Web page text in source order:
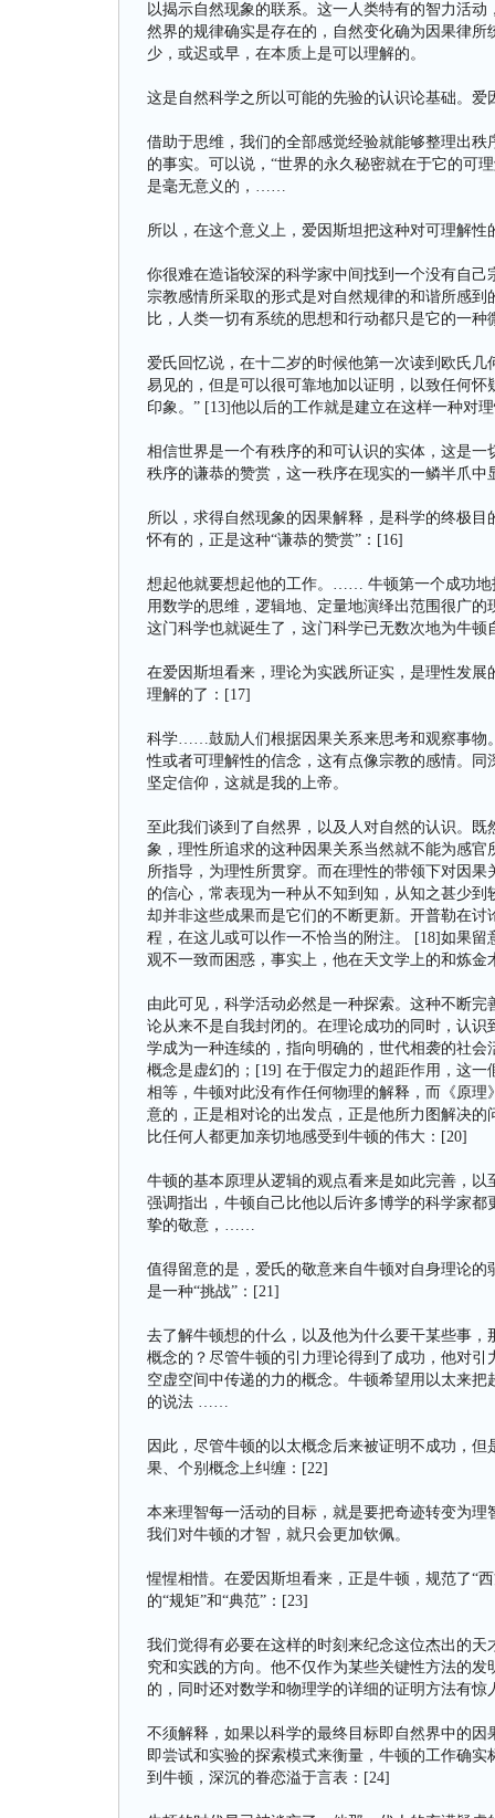
以揭示自然现象的联系。这一人类特有的智力活
然界的规律确实是存在的，自然变化确为因果律
少，或迟或早，在本质上是可以理解的。
这是自然科学之所以可能的先验的认识论基础。
借助于思维，我们的全部感觉经验就能够整理出
的事实。可以说，“世界的永久秘密就在于它的可
是毫无意义的，……
所以，在这个意义上，爱因斯坦把这种对可理解
你很难在造诣较深的科学家中间找到一个没有自
宗教感情所采取的形式是对自然规律的和谐所感
比，人类一切有系统的思想和行动都只是它的一种
爱氏回忆说，在十二岁的时候他第一次读到欧氏
易见的，但是可以很可靠地加以证明，以致任何
印象。” [13]他以后的工作就是建立在这样一种对
相信世界是一个有秩序的和可认识的实体，这是
秩序的谦恭的赞赏，这一秩序在现实的一鳞半爪
所以，求得自然现象的因果解释，是科学的终极
怀有的，正是这种“谦恭的赞赏”：[16]
想起他就要想起他的工作。…… 牛顿第一个成功地
用数学的思维，逻辑地、定量地演绎出范围很广
这门科学也就诞生了，这门科学已无数次地为牛顿
在爱因斯坦看来，理论为实践所证实，是理性发
理解的了：[17]
科学……鼓励人们根据因果关系来思考和观察事物
性或者可理解性的信念，这有点像宗教的感情。
坚定信仰，这就是我的上帝。
至此我们谈到了自然界，以及人对自然的认识。
象，理性所追求的这种因果关系当然就不能为感
所指导，为理性所贯穿。而在理性的带领下对因
的信心，常表现为一种从不知到知，从知之甚少
却并非这些成果而是它们的不断更新。开普勒在讨
程，在这儿或可以作一不恰当的附注。 [18]如果
观不一致而困惑，事实上，他在天文学上的和炼
由此可见，科学活动必然是一种探索。这种不断
论从来不是自我封闭的。在理论成功的同时，认
学成为一种连续的，指向明确的，世代相袭的社
概念是虚幻的；[19] 在于假定力的超距作用，这
相等，牛顿对此没有作任何物理的解释，而《原
意的，正是相对论的出发点，正是他所力图解决
比任何人都更加亲切地感受到牛顿的伟大：[20]
牛顿的基本原理从逻辑的观点看来是如此完善，
强调指出，牛顿自己比他以后许多博学的科学家
挚的敬意，……
值得留意的是，爱氏的敬意来自牛顿对自身理论
是一种“挑战”：[21]
去了解牛顿想的什么，以及他为什么要干某些事
概念的？尽管牛顿的引力理论得到了成功，他对
空虚空间中传递的力的概念。牛顿希望用以太来
的说法 ……
因此，尽管牛顿的以太概念后来被证明不成功，
果、个别概念上纠缠：[22]
本来理智每一活动的目标，就是要把奇迹转变为
我们对牛顿的才智，就只会更加钦佩。
惺惺相惜。在爱因斯坦看来，正是牛顿，规范了“
的“规矩”和“典范”：[23]
我们觉得有必要在这样的时刻来纪念这位杰出的
究和实践的方向。他不仅作为某些关键性方法的
的，同时还对数学和物理学的详细的证明方法有
不须解释，如果以科学的最终目标即自然界中的
即尝试和实验的探索模式来衡量，牛顿的工作确
到牛顿，深沉的眷恋溢于言表：[24]